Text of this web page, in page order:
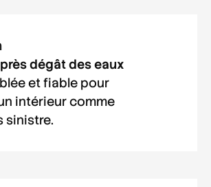
dégât des eaux
et fiable pour
intérieur comme
sinistre.